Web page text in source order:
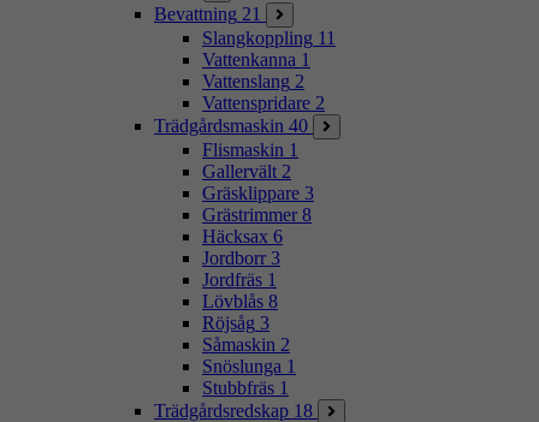
Bevattning 21
Slangkoppling 11
Vattenkanna 1
Vattenslang 2
Vattenspridare 2
Trädgårdsmaskin 40
Flismaskin 1
Gallervält 2
Gräsklippare 3
Grästrimmer 8
Häcksax 6
Jordborr 3
Jordfräs 1
Lövblås 8
Röjsåg 3
Såmaskin 2
Snöslunga 1
Stubbfräs 1
Trädgårdsredskap 18